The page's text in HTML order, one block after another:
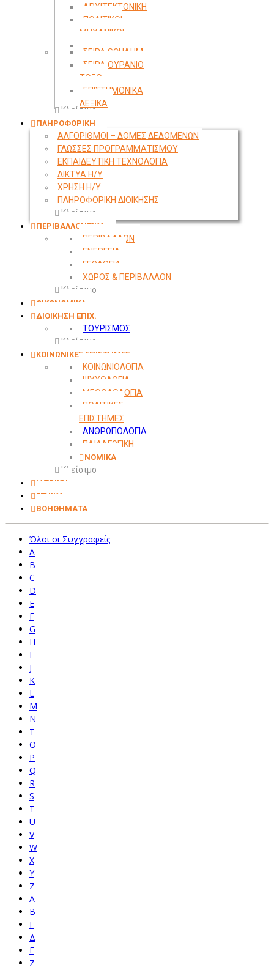
ΑΡΧΙΤΕΚΤΟΝΙΚΗ
ΠΟΛΙΤΙΚΟΙ
ΜΗΧΑΝΙΚΟΙ
ΣΕΙΡΑ SCHAUM
ΣΕΙΡΑ ΟΥΡΑΝΙΟ
ΤΟΞΟ
ΕΠΙΣΤΗΜΟΝΙΚΑ
ΛΕΞΙΚΑ
Κλείσιμο
ΠΛΗΡΟΦΟΡΙΚΗ
ΑΛΓΟΡΙΘΜΟΙ – ΔΟΜΕΣ ΔΕΔΟΜΕΝΩΝ
ΓΛΩΣΣΕΣ ΠΡΟΓΡΑΜΜΑΤΙΣΜΟΥ
ΕΚΠΑΙΔΕΥΤΙΚΗ ΤΕΧΝΟΛΟΓΙΑ
ΔΙΚΤΥΑ Η/Υ
ΧΡΗΣΗ Η/Υ
ΠΛΗΡΟΦΟΡΙΚΗ ΔΙΟΙΚΗΣΗΣ
Κλείσιμο
ΠΕΡΙΒΑΛΛΟΝΤΙΚΑ
ΠΕΡΙΒΑΛΛΟΝ
ΕΝΕΡΓΕΙΑ
ΓΕΩΛΟΓΙΑ
ΧΩΡΟΣ & ΠΕΡΙΒΑΛΛΟΝ
Κλείσιμο
ΟΙΚΟΝΟΜΙΚΑ
ΔΙΟΙΚΗΣΗ ΕΠΙΧ.
ΤΟΥΡΙΣΜΟΣ
Κλείσιμο
ΚΟΙΝΩΝΙΚΕΣ ΕΠΙΣΤΗΜΕΣ
ΚΟΙΝΩΝΙΟΛΟΓΙΑ
ΨΥΧΟΛΟΓΙΑ
ΜΕΘΟΔΟΛΟΓΙΑ
ΠΟΛΙΤΙΚΕΣ
ΕΠΙΣΤΗΜΕΣ
ΑΝΘΡΩΠΟΛΟΓΙΑ
ΠΑΙΔΑΓΩΓΙΚΗ
ΝΟΜΙΚΑ
Κλείσιμο
ΙΑΤΡΙΚΗ
ΓΕΝΙΚΑ
ΒΟΗΘΗΜΑΤΑ
Όλοι οι Συγγραφείς
A
B
C
D
E
F
G
H
I
J
K
L
M
N
T
O
P
Q
R
S
T
U
V
W
X
Y
Z
Α
Β
Γ
Δ
Ε
Ζ